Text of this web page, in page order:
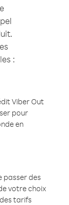
:
Viber Out
pour
en
passer des
votre choix
tarifs